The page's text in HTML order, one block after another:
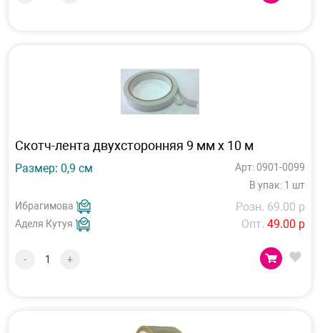
Скотч-лента двухсторонняя 9 мм х 10 м
Размер: 0,9 см
Арт: 0901-0099
В упак: 1 шт
Ибрагимова
Аделя Кутуя
Розн. 69.00 р
Опт. 49.00 р
- +